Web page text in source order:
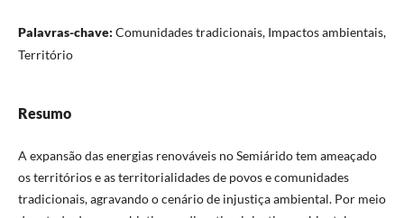
Palavras-chave: Comunidades tradicionais, Impactos ambientais,
Território
Resumo
A expansão das energias renováveis no Semiárido tem ameaçado
os territórios e as territorialidades de povos e comunidades
tradicionais, agravando o cenário de injustiça ambiental. Por meio